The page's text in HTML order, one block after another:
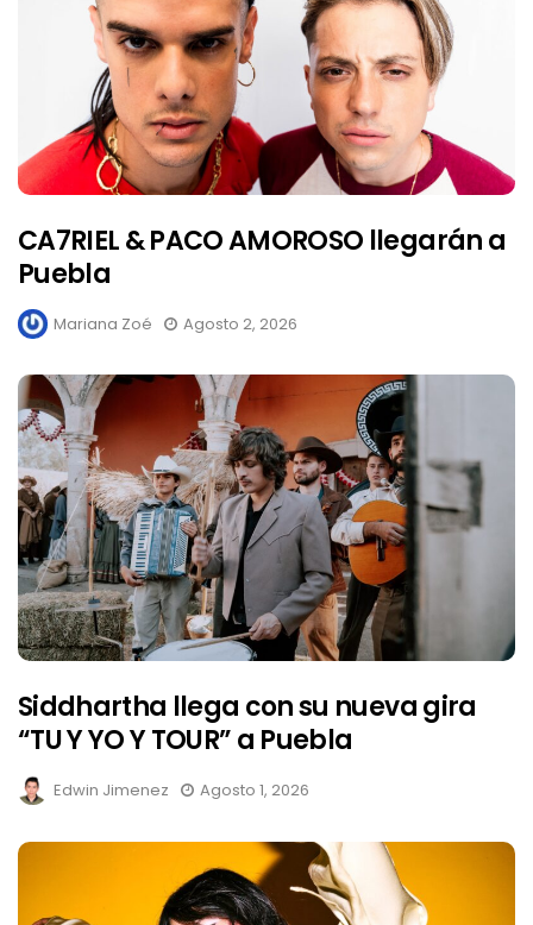
CA7RIEL & PACO AMOROSO llegarán a
Puebla
Mariana Zoé Agosto 2, 2026
Siddhartha llega con su nueva gira
“TU Y YO Y TOUR” a Puebla
Edwin Jimenez Agosto 1, 2026